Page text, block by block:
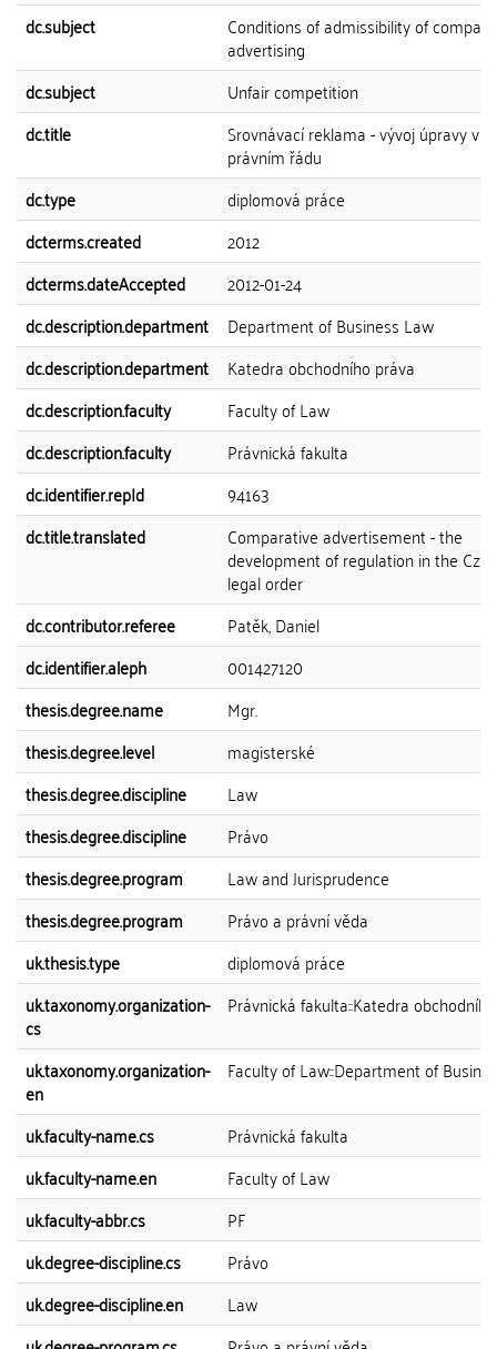
dc.subject
Conditions of admissibility of
advertising
dc.subject
Unfair competition
dc.title
Srovnávací reklama - vývoj úpravy v
právním řádu
dc.type
diplomová práce
dcterms.created
2012
dcterms.dateAccepted
2012-01-24
dc.description.department
Department of Business Law
dc.description.department
Katedra obchodního práva
dc.description.faculty
Faculty of Law
dc.description.faculty
Právnická fakulta
dc.identifier.repId
94163
dc.title.translated
Comparative advertisement - the
development of regulation in the
legal order
dc.contributor.referee
Patěk, Daniel
dc.identifier.aleph
001427120
thesis.degree.name
Mgr.
thesis.degree.level
magisterské
thesis.degree.discipline
Law
thesis.degree.discipline
Právo
thesis.degree.program
Law and Jurisprudence
thesis.degree.program
Právo a právní věda
uk.thesis.type
diplomová práce
uk.taxonomy.organization-
cs
Právnická fakulta::Katedra
uk.taxonomy.organization-
en
Faculty of Law::Department of
uk.faculty-name.cs
Právnická fakulta
uk.faculty-name.en
Faculty of Law
uk.faculty-abbr.cs
PF
uk.degree-discipline.cs
Právo
uk.degree-discipline.en
Law